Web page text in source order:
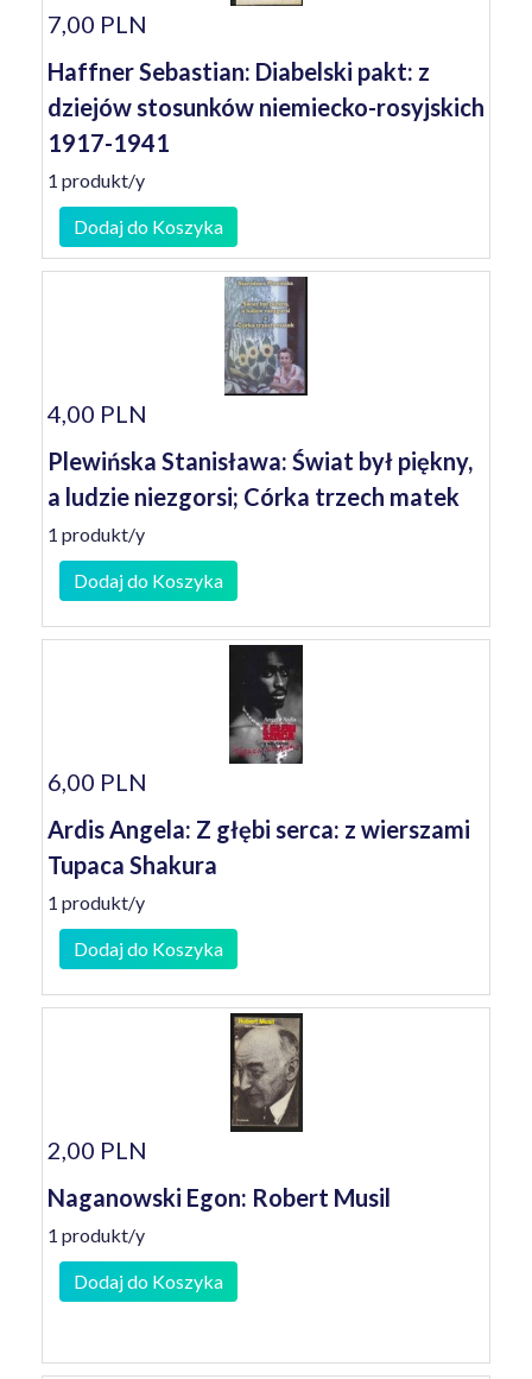
7,00 PLN
Haffner Sebastian: Diabelski pakt: z
dziejów stosunków niemiecko-rosyjskich
1917-1941
1 produkt/y
Dodaj do Koszyka
4,00 PLN
Plewińska Stanisława: Świat był piękny,
a ludzie niezgorsi; Córka trzech matek
1 produkt/y
Dodaj do Koszyka
6,00 PLN
Ardis Angela: Z głębi serca: z wierszami
Tupaca Shakura
1 produkt/y
Dodaj do Koszyka
2,00 PLN
Naganowski Egon: Robert Musil
1 produkt/y
Dodaj do Koszyka